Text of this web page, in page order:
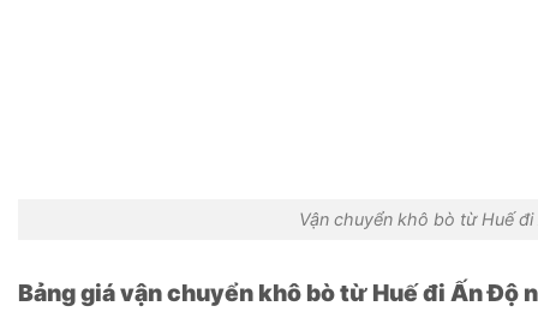
Vận chuyển khô bò từ Huế
Bảng giá vận chuyển khô bò từ Huế đi Ấn Độ